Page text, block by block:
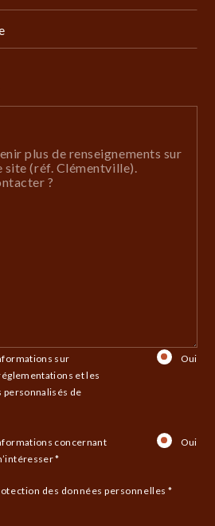
plus de renseignements sur
?
sur
Oui
concernant
m’intéresser *
Oui
J’accepte la charte de protection des données personnelles *